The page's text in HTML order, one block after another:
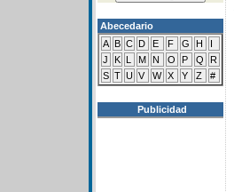
Abecedario
A B C D E F G H
I
J
K L M N O P Q
R
S T U V W X Y Z #
Publicidad